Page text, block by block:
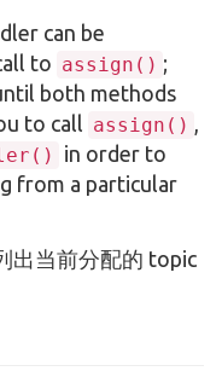
can be
to assign() ;
both methods
to call assign()
in order to
from a particular
出当前分配的 topic